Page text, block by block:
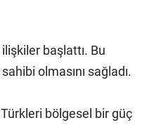
başlattı. Bu
olmasını sağladı.
bölgesel bir güç